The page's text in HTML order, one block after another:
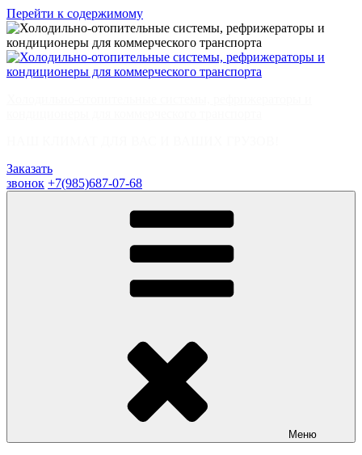
Перейти к содержимому
Заказать
звонок +7(985)687-07-68
Меню